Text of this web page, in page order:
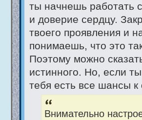
ты начнешь работать
и доверие сердцу.
твоего проявления и
понимаешь, что это
Поэтому можно
истинного. Но, если
тебя есть все шансы
Внимательно